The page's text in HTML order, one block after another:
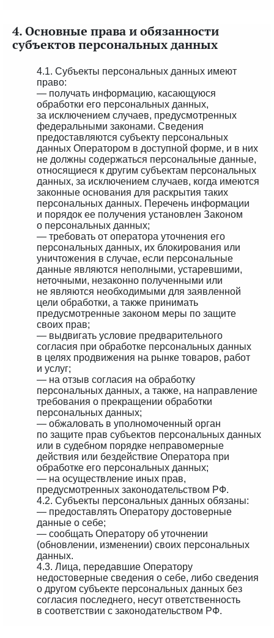
4. Основные права и обязанности
субъектов персональных данных
4.1. Субъекты персональных данных имеют
право:
— получать информацию, касающуюся
обработки его персональных данных,
за исключением случаев, предусмотренных
федеральными законами. Сведения
предоставляются субъекту персональных
данных Оператором в доступной форме, и в них
не должны содержаться персональные данные,
относящиеся к другим субъектам персональных
данных, за исключением случаев, когда имеются
законные основания для раскрытия таких
персональных данных. Перечень информации
и порядок ее получения установлен Законом
о персональных данных;
— требовать от оператора уточнения его
персональных данных, их блокирования или
уничтожения в случае, если персональные
данные являются неполными, устаревшими,
неточными, незаконно полученными или
не являются необходимыми для заявленной
цели обработки, а также принимать
предусмотренные законом меры по защите
своих прав;
— выдвигать условие предварительного
согласия при обработке персональных данных
в целях продвижения на рынке товаров, работ
и услуг;
— на отзыв согласия на обработку
персональных данных, а также, на направление
требования о прекращении обработки
персональных данных;
— обжаловать в уполномоченный орган
по защите прав субъектов персональных данных
или в судебном порядке неправомерные
действия или бездействие Оператора при
обработке его персональных данных;
— на осуществление иных прав,
предусмотренных законодательством РФ.
4.2. Субъекты персональных данных обязаны:
— предоставлять Оператору достоверные
данные о себе;
— сообщать Оператору об уточнении
(обновлении, изменении) своих персональных
данных.
4.3. Лица, передавшие Оператору
недостоверные сведения о себе, либо сведения
о другом субъекте персональных данных без
согласия последнего, несут ответственность
в соответствии с законодательством РФ.